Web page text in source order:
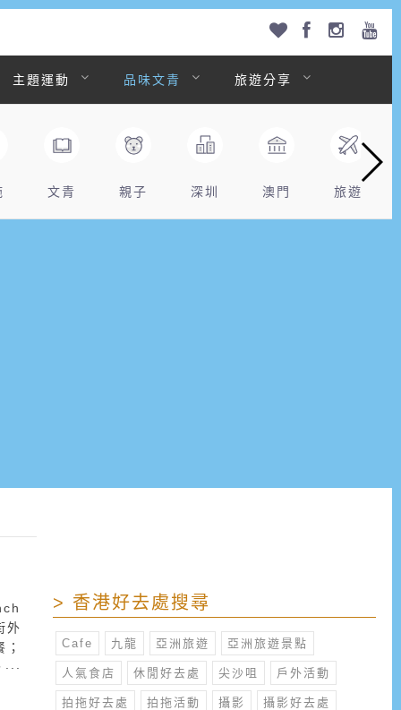
主題運動 品味文青 旅遊分享
文青 親子 深圳 澳門 旅遊
外
有
> 香港好去處搜尋
Cafe 九龍 亞洲旅遊 亞洲旅遊景點
人氣食店 休閒好去處 尖沙咀 戶外活動
拍拖好去處 拍拖活動 攝影 攝影好去處